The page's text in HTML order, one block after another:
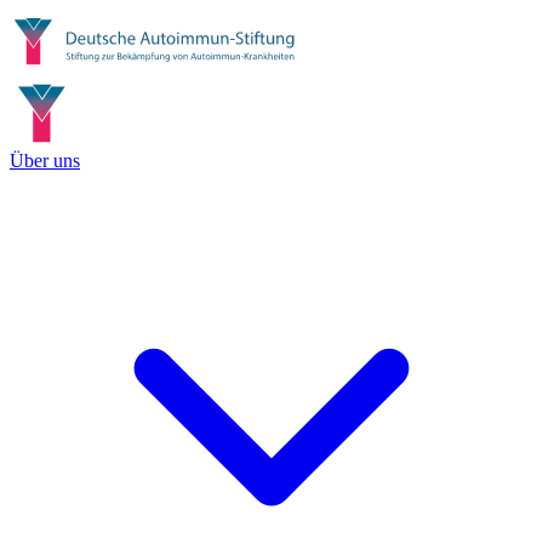
Über uns